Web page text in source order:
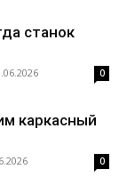
станок
0
каркасный
0